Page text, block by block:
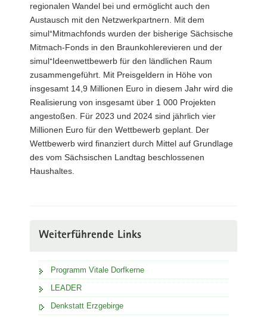
regionalen Wandel bei und ermöglicht auch den
Austausch mit den Netzwerkpartnern. Mit dem
simul⁺Mitmachfonds wurden der bisherige Sächsische
Mitmach-Fonds in den Braunkohlerevieren und der
simul⁺Ideenwettbewerb für den ländlichen Raum
zusammengeführt. Mit Preisgeldern in Höhe von
insgesamt 14,9 Millionen Euro in diesem Jahr wird die
Realisierung von insgesamt über 1 000 Projekten
angestoßen. Für 2023 und 2024 sind jährlich vier
Millionen Euro für den Wettbewerb geplant. Der
Wettbewerb wird finanziert durch Mittel auf Grundlage
des vom Sächsischen Landtag beschlossenen
Haushaltes.
Weiterführende Links
Programm Vitale Dorfkerne
LEADER
Denkstatt Erzgebirge